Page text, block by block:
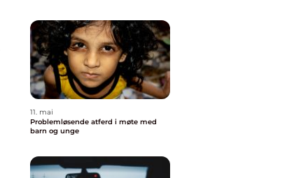
11. mai
Problemløsende atferd i møte med
barn og unge